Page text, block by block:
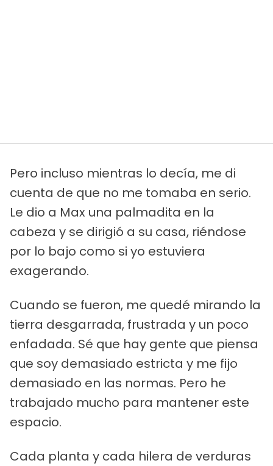
Pero incluso mientras lo decía, me di
cuenta de que no me tomaba en serio.
Le dio a Max una palmadita en la
cabeza y se dirigió a su casa, riéndose
por lo bajo como si yo estuviera
exagerando.
Cuando se fueron, me quedé mirando la
tierra desgarrada, frustrada y un poco
enfadada. Sé que hay gente que piensa
que soy demasiado estricta y me fijo
demasiado en las normas. Pero he
trabajado mucho para mantener este
espacio.
Cada planta y cada hilera de verduras